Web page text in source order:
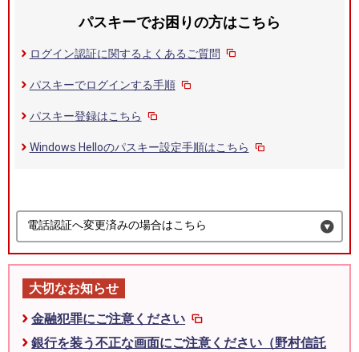
パスキーでお困りの方はこちら
ログイン認証に関するよくあるご質問
パスキーでログインする手順
パスキー登録はこちら
Windows Helloのパスキー設定手順はこちら
電話認証へ変更済みの場合はこちら
大切なお知らせ
金融犯罪にご注意ください
銀行を装う不正な画面にご注意ください（野村信託